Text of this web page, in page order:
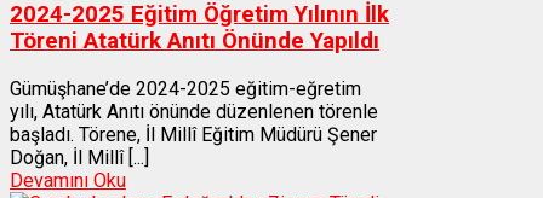
2024-2025 Eğitim Öğretim Yılının İlk
Töreni Atatürk Anıtı Önünde Yapıldı
Gümüşhane’de 2024-2025 eğitim-eğretim
yılı, Atatürk Anıtı önünde düzenlenen törenle
başladı. Törene, İl Millî Eğitim Müdürü Şener
Doğan, İl Millî [...]
Devamını Oku